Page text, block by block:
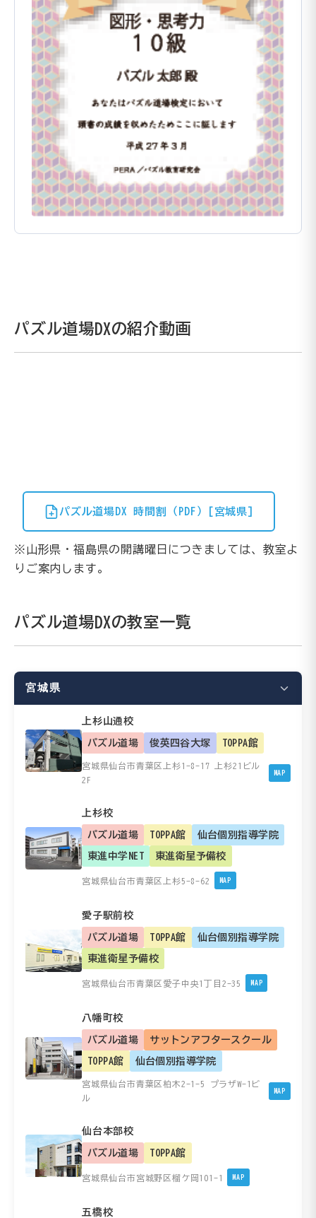
パズル道場DXの紹介動画
パズル道場DX 時間割（PDF）[宮城県]
※山形県・福島県の開講曜日につきましては、教室よ
りご案内します。
パズル道場DXの教室一覧
宮城県
上杉山通校
パズル道場 俊英四谷大塚 TOPPA館
宮城県仙台市青葉区上杉1-8-17 上杉21ビル
2F
MAP
上杉校
パズル道場 TOPPA館 仙台個別指導学院
東進中学NET 東進衛星予備校
宮城県仙台市青葉区上杉5-8-62 MAP
愛子駅前校
パズル道場 TOPPA館 仙台個別指導学院
東進衛星予備校
宮城県仙台市青葉区愛子中央1丁目2-35 MAP
八幡町校
パズル道場 サットンアフタースクール
TOPPA館 仙台個別指導学院
宮城県仙台市青葉区柏木2-1-5 プラザW-1ビ
ル
MAP
仙台本部校
パズル道場 TOPPA館
宮城県仙台市宮城野区榴ケ岡101-1 MAP
五橋校